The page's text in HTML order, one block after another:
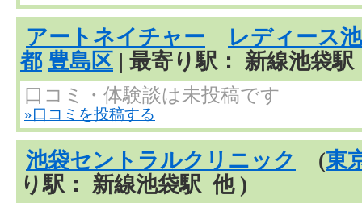
アートネイチャー
レディース
都 豊島区 | 最寄り駅： 新線池袋
口コミ・体験談は未投稿です
»口コミを投稿する
池袋セントラルクリニック (東
り駅： 新線池袋駅 他 )